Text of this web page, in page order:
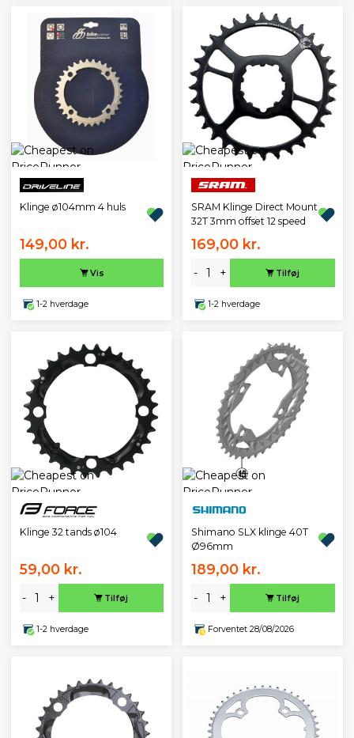
Klinge ø104mm 4 huls
149,00 kr.
Vis
1-2 hverdage
SRAM Klinge Direct Mount
32T 3mm offset 12 speed
169,00 kr.
- + Tilføj
1-2 hverdage
Klinge 32 tands ø104
59,00 kr.
- + Tilføj
1-2 hverdage
Shimano SLX klinge 40T
Ø96mm
189,00 kr.
- + Tilføj
Forventet 28/08/2026